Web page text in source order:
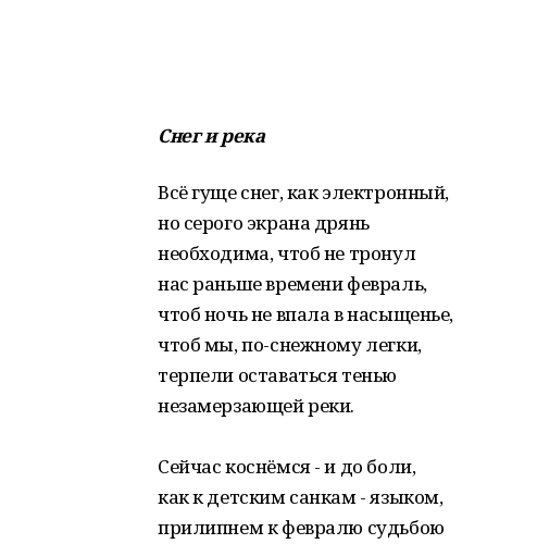
Снег и река
Всё гуще снег, как электронный,
но серого экрана дрянь
необходима, чтоб не тронул
нас раньше времени февраль,
чтоб ночь не впала в насыщенье,
чтоб мы, по-снежному легки,
терпели оставаться тенью
незамерзающей реки.
Сейчас коснёмся - и до боли,
как к детским санкам - языком,
прилипнем к февралю судьбою